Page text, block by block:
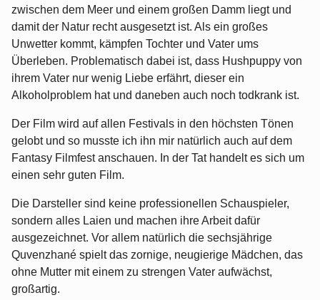
zwischen dem Meer und einem großen Damm liegt und
damit der Natur recht ausgesetzt ist. Als ein großes
Unwetter kommt, kämpfen Tochter und Vater ums
Überleben. Problematisch dabei ist, dass Hushpuppy von
ihrem Vater nur wenig Liebe erfährt, dieser ein
Alkoholproblem hat und daneben auch noch todkrank ist.
Der Film wird auf allen Festivals in den höchsten Tönen
gelobt und so musste ich ihn mir natürlich auch auf dem
Fantasy Filmfest anschauen. In der Tat handelt es sich um
einen sehr guten Film.
Die Darsteller sind keine professionellen Schauspieler,
sondern alles Laien und machen ihre Arbeit dafür
ausgezeichnet. Vor allem natürlich die sechsjährige
Quvenzhané spielt das zornige, neugierige Mädchen, das
ohne Mutter mit einem zu strengen Vater aufwächst,
großartig.